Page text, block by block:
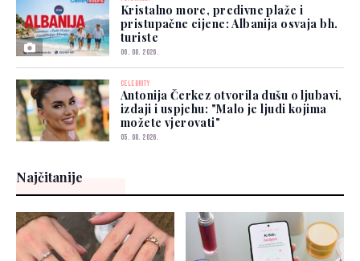
Kristalno more, predivne plaže i
pristupačne cijene: Albanija osvaja bh.
turiste
06. 08. 2026.
CELEBRITY
Antonija Čerkez otvorila dušu o ljubavi,
izdaji i uspjehu: "Malo je ljudi kojima
možete vjerovati"
05. 08. 2026.
Najčitanije